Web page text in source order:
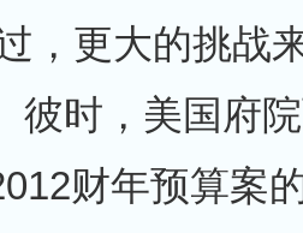
，更大的挑战
彼时，美国府
财年预算案